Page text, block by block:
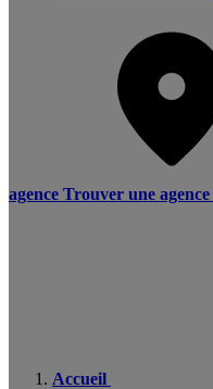
agence Trouver une agence
Accueil